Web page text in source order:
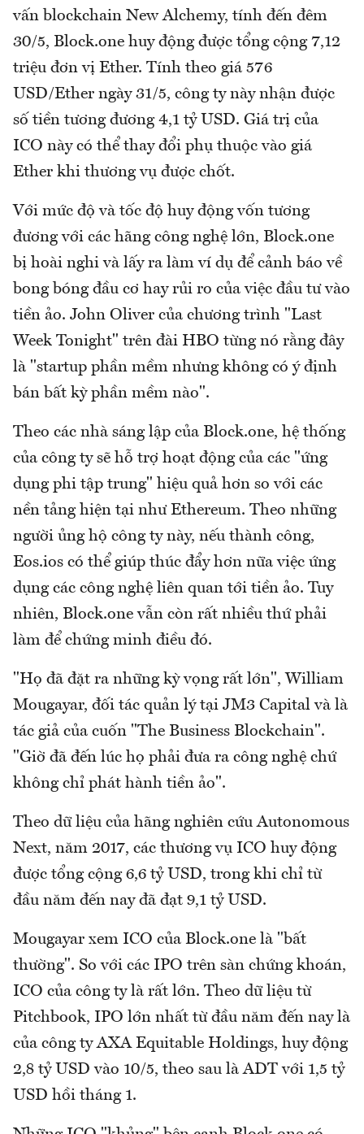
vấn blockchain New Alchemy, tính đến đêm
30/5, Block.one huy động được tổng cộng 7,12
triệu đơn vị Ether. Tính theo giá 576
USD/Ether ngày 31/5, công ty này nhận được
số tiền tương đương 4,1 tỷ USD. Giá trị của
ICO này có thể thay đổi phụ thuộc vào giá
Ether khi thương vụ được chốt.
Với mức độ và tốc độ huy động vốn tương
đương với các hãng công nghệ lớn, Block.one
bị hoài nghi và lấy ra làm ví dụ để cảnh báo về
bong bóng đầu cơ hay rủi ro của việc đầu tư vào
tiền ảo. John Oliver của chương trình "Last
Week Tonight" trên đài HBO từng nó rằng đây
là "startup phần mềm nhưng không có ý định
bán bất kỳ phần mềm nào".
Theo các nhà sáng lập của Block.one, hệ thống
của công ty sẽ hỗ trợ hoạt động của các "ứng
dụng phi tập trung" hiệu quả hơn so với các
nền tảng hiện tại như Ethereum. Theo những
người ủng hộ công ty này, nếu thành công,
Eos.ios có thể giúp thúc đẩy hơn nữa việc ứng
dụng các công nghệ liên quan tới tiền ảo. Tuy
nhiên, Block.one vẫn còn rất nhiều thứ phải
làm để chứng minh điều đó.
"Họ đã đặt ra những kỳ vọng rất lớn", William
Mougayar, đối tác quản lý tại JM3 Capital và là
tác giả của cuốn "The Business Blockchain".
"Giờ đã đến lúc họ phải đưa ra công nghệ chứ
không chỉ phát hành tiền ảo".
Theo dữ liệu của hãng nghiên cứu Autonomous
Next, năm 2017, các thương vụ ICO huy động
được tổng cộng 6,6 tỷ USD, trong khi chỉ từ
đầu năm đến nay đã đạt 9,1 tỷ USD.
Mougayar xem ICO của Block.one là "bất
thường". So với các IPO trên sàn chứng khoán,
ICO của công ty là rất lớn. Theo dữ liệu từ
Pitchbook, IPO lớn nhất từ đầu năm đến nay là
của công ty AXA Equitable Holdings, huy động
2,8 tỷ USD vào 10/5, theo sau là ADT với 1,5 tỷ
USD hồi tháng 1.